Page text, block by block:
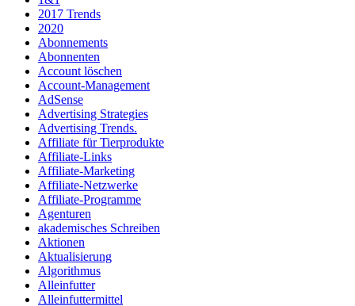
2017 Trends
2020
Abonnements
Abonnenten
Account löschen
Account-Management
AdSense
Advertising Strategies
Advertising Trends.
Affiliate für Tierprodukte
Affiliate-Links
Affiliate-Marketing
Affiliate-Netzwerke
Affiliate-Programme
Agenturen
akademisches Schreiben
Aktionen
Aktualisierung
Algorithmus
Alleinfutter
Alleinfuttermittel